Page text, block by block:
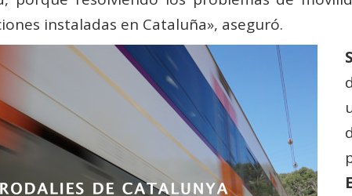
instaladas en Cataluña», aseguró.